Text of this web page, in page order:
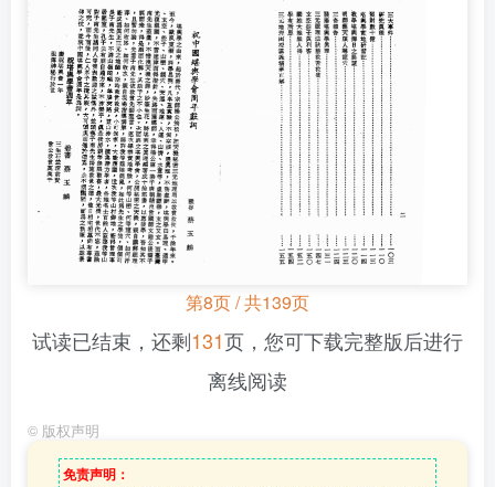
第8页 / 共139页
试读已结束，还剩131页，您可下载完整版后进行
离线阅读
© 版权声明
免责声明：